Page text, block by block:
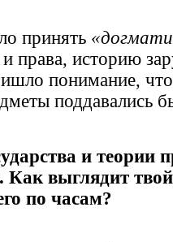
принять
права, историю
понимание,
поддавались
и теории
Как выглядит
по часам?